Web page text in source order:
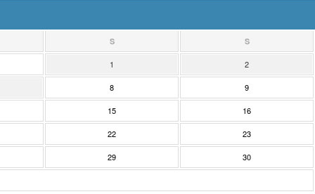
S S
1 2
8 9
15 16
22 23
29 30